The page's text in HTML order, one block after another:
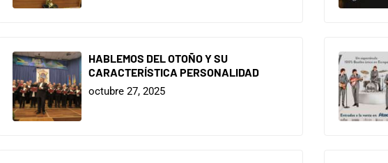
HABLEMOS DEL OTOÑO Y SU
CARACTERÍSTICA PERSONALIDAD
octubre 27, 2025